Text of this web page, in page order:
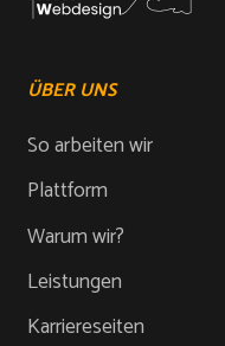
ÜBER UNS
So arbeiten wir
Plattform
Warum wir?
Leistungen
Karriereseiten